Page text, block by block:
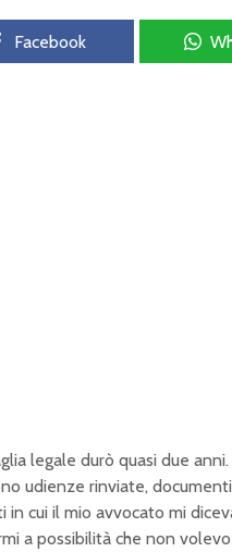
Facebook
legale durò quasi due
udienze rinviate,
in cui il mio avvocato mi
a possibilità che non